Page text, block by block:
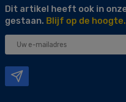
Dit artikel heeft ook in
gestaan. Blijf op de hoogte.
Uw